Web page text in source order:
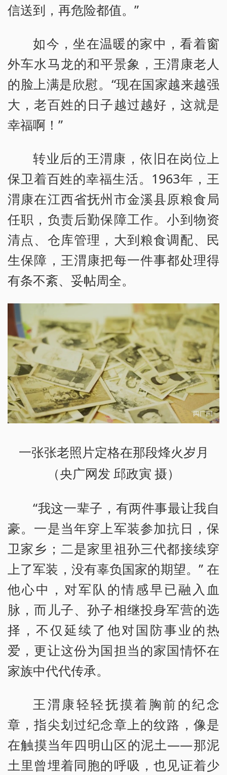
信送到，再危险都值。”
如今，坐在温暖的家中，看着窗
外车水马龙的和平景象，王渭康老人
的脸上满是欣慰。“现在国家越来越强
大，老百姓的日子越过越好，这就是
幸福啊！”
转业后的王渭康，依旧在岗位上
保卫着百姓的幸福生活。1963年，王
渭康在江西省抚州市金溪县原粮食局
任职，负责后勤保障工作。小到物资
清点、仓库管理，大到粮食调配、民
生保障，王渭康把每一件事都处理得
有条不紊、妥帖周全。
一张张老照片定格在那段烽火岁月
（央广网发 邱政寅 摄）
“我这一辈子，有两件事最让我自
豪。一是当年穿上军装参加抗日，保
卫家乡；二是家里祖孙三代都接续穿
上了军装，没有辜负国家的期望。” 在
他心中，对军队的情感早已融入血
脉，而儿子、孙子相继投身军营的选
择，不仅延续了他对国防事业的热
爱，更让这份为国担当的家国情怀在
家族中代代传承。
王渭康轻轻抚摸着胸前的纪念
章，指尖划过纪念章上的纹路，像是
在触摸当年四明山区的泥土——那泥
土里曾埋着同胞的呼吸，也见证着少